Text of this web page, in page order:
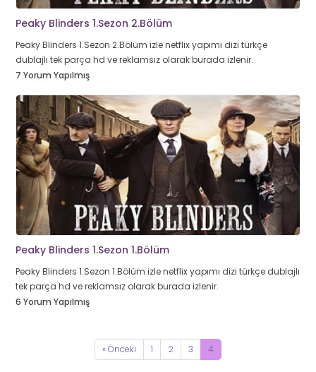
Peaky Blinders 1.Sezon 2.Bölüm
Peaky Blinders 1.Sezon 2.Bölüm izle netflix yapımı dizi türkçe
dublajlı tek parça hd ve reklamsız olarak burada izlenir.
7 Yorum Yapılmış
Peaky Blinders 1.Sezon 1.Bölüm
Peaky Blinders 1.Sezon 1.Bölüm izle netflix yapımı dizi türkçe dublajlı
tek parça hd ve reklamsız olarak burada izlenir.
6 Yorum Yapılmış
« Önceki 1 2 3 4